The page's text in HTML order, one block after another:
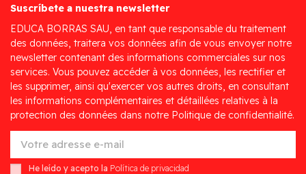
Suscríbete a nuestra newsletter
EDUCA BORRAS SAU, en tant que responsable du traitement
des données, traitera vos données afin de vous envoyer notre
newsletter contenant des informations commerciales sur nos
services. Vous pouvez accéder à vos données, les rectifier et
les supprimer, ainsi qu'exercer vos autres droits, en consultant
les informations complémentaires et détaillées relatives à la
protection des données dans notre Politique de confidentialité.
He leído y acepto la Política de privacidad